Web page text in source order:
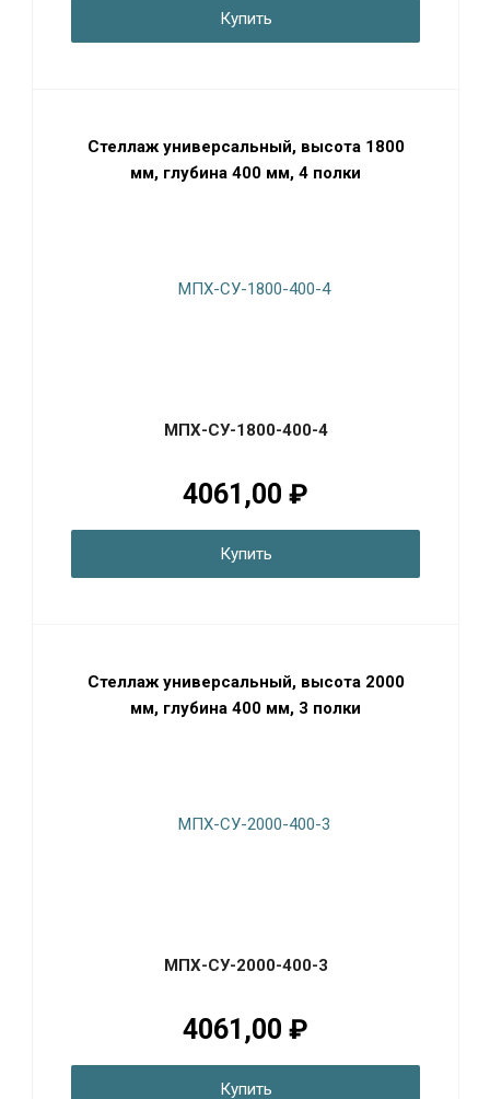
Купить
Стеллаж универсальный, высота 1800
мм, глубина 400 мм, 4 полки
МПХ-СУ-1800-400-4
4061,00 ₽
Купить
Стеллаж универсальный, высота 2000
мм, глубина 400 мм, 3 полки
МПХ-СУ-2000-400-3
4061,00 ₽
Купить